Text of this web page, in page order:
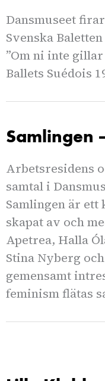
Dansmuseet
Svenska
”Om ni inte
Ballets Suédois
Samlingen
Arbetsresidens
samtal i
Samlingen är
skapat av och
Apetrea, Halla
Stina Nyberg
gemensamt
feminism flätas